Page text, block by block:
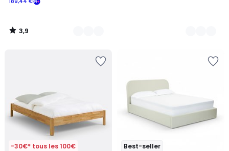
3,9
/
-30€* tous les 100€ Best-seller